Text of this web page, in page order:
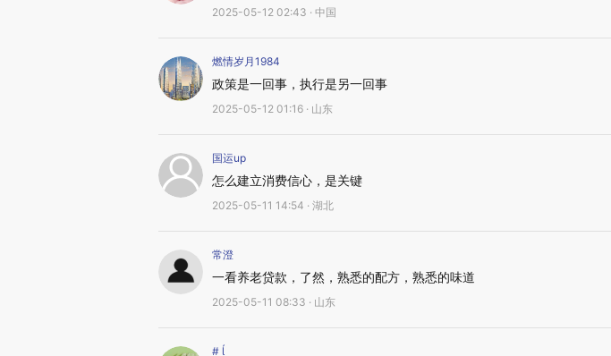
2025-05-12 02:43 · 中国
燃情岁月1984
政策是一回事，执行是另一回事
2025-05-12 01:16 · 山东
国运up
怎么建立消费信心，是关键
2025-05-11 14:54 · 湖北
常澄
一看养老贷款，了然，熟悉的配方，熟悉的味道
2025-05-11 08:33 · 山东
# 